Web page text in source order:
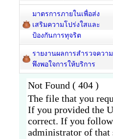
มาตรการภายในเพื่อส่ง
เสริมความโปร่งใสและ
ป้องกันการทุจริต
รายงานผลการสำรวจความ
พึงพอใจการให้บริการ